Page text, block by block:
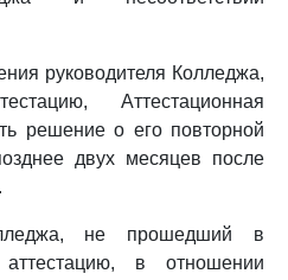
руководителя Колледжа,
Аттестационная
решение о его повторной
двух месяцев после
не прошедший в
в отношении